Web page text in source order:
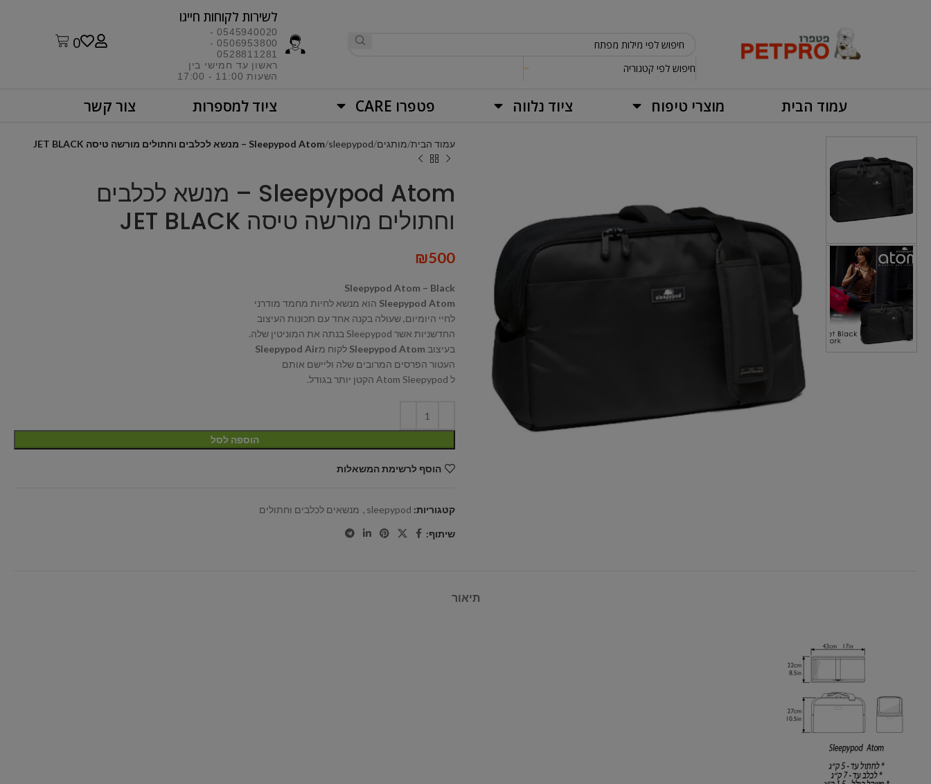
חיפוש לפי קטגוריה
לשירות לקוחות חייגו​
0545940020 -
0506953800 -
0528811281
ראשון עד חמישי בין
השעות 11:00 - 17:00​
0
עמוד הבית מוצרי טיפוח ציוד נלווה פטפרו CARE ציוד למספרות צור קשר
עמוד הבית מותגים sleepypod Sleepypod Atom – מנשא לכלבים וחתולים מורשה טיסה JET BLACK
Sleepypod Atom – מנשא לכלבים
וחתולים מורשה טיסה JET BLACK
₪500
Sleepypod Atom – Black
Sleepypod Atom הוא מנשא לחיות מחמד מודרני
לחיי היומיום, שעולה בקנה אחד עם תכונות העיצוב
החדשניות אשר Sleepypod בנתה את המוניטין שלה.
בעיצוב Sleepypod Atom לקוח מSleepypod Air
העטור הפרסים המרובים שלה וליישם אותם
ל Atom Sleepypod הקטן יותר בגודל.
הוספה לסל
הוסף לרשימת המשאלות
קטגוריות: sleepypod
, מנשאים לכלבים וחתולים
שיתוף:
תיאור